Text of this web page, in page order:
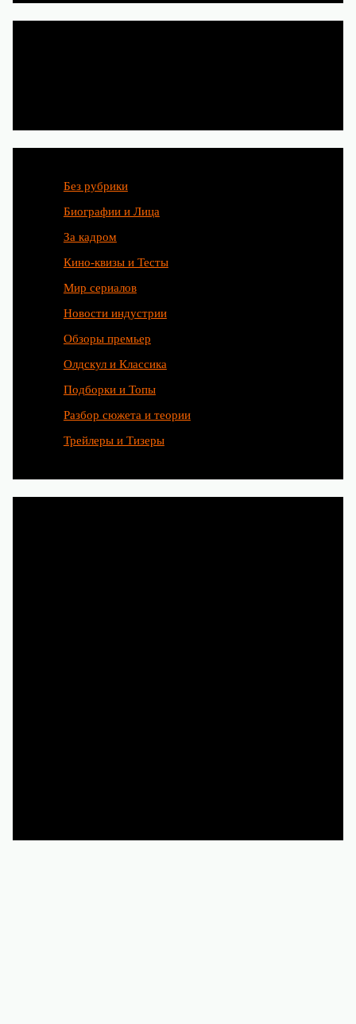
Без рубрики
Биографии и Лица
За кадром
Кино-квизы и Тесты
Мир сериалов
Новости индустрии
Обзоры премьер
Олдскул и Классика
Подборки и Топы
Разбор сюжета и теории
Трейлеры и Тизеры